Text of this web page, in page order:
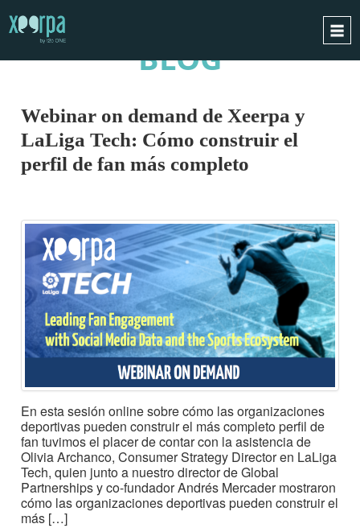
INTEGRACIONES
CASOS DE ÉXITO
CONTACTO
PIDE UNA DEMO
ESPAÑOL
ENGLISH
BLOG
Webinar on demand de Xeerpa y
LaLiga Tech: Cómo construir el
perfil de fan más completo
En esta sesión online sobre cómo las organizaciones
deportivas pueden construir el más completo perfil de
fan tuvimos el placer de contar con la asistencia de
Olivia Archanco, Consumer Strategy Director en LaLiga
Tech, quien junto a nuestro director de Global
Partnerships y co-fundador Andrés Mercader mostraron
cómo las organizaciones deportivas pueden construir el
más […]